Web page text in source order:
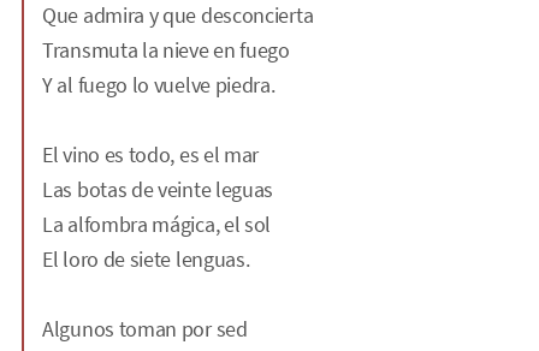
Que admira y que desconcierta
Transmuta la nieve en fuego
Y al fuego lo vuelve piedra.
El vino es todo, es el mar
Las botas de veinte leguas
La alfombra mágica, el sol
El loro de siete lenguas.
Algunos toman por sed